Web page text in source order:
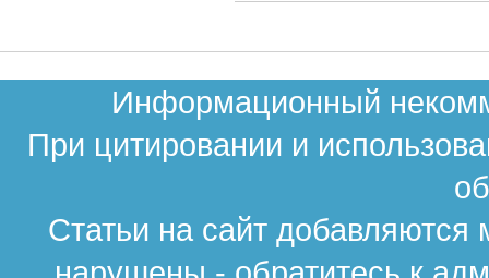
Информационный
При цитировании и
Статьи на сайт